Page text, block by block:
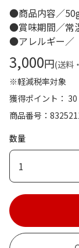
●商品内容／
●賞味期間／常
●アレルギー／
3,000円(送料
※軽減税率対象
獲得ポイント：
商品番号
数量
1